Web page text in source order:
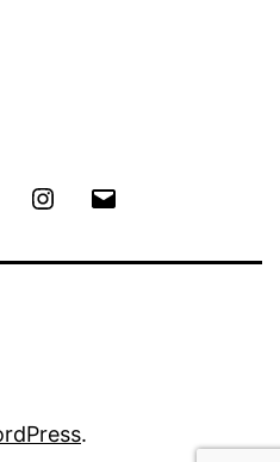
Twitter Instagram
.